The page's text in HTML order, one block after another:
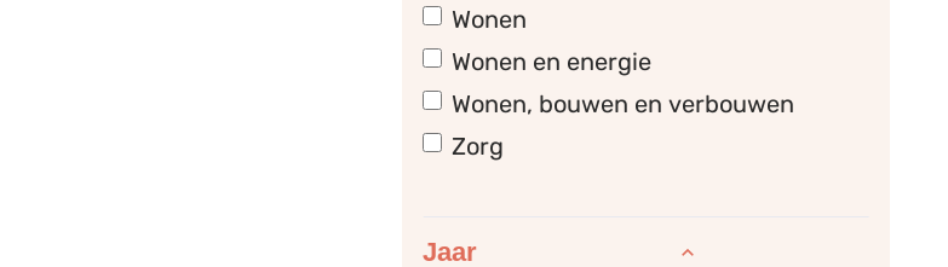
Wonen
Wonen en energie
Wonen, bouwen en verbouwen
Zorg
Jaar